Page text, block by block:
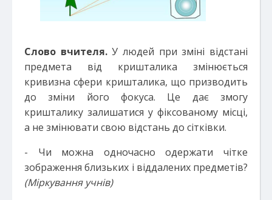
Слово вчителя.У людей при зміні відстані
предмета від кришталика змінюється
кривизна сфери кришталика, що призводить
до зміни його фокуса. Це дає змогу
кришталику залишатися у фіксованому місці,
а не змінювати свою відстань до сітківки.
- Чи можна одночасно одержати чітке
зображення близьких і віддалених предметів?
(Міркування учнів)